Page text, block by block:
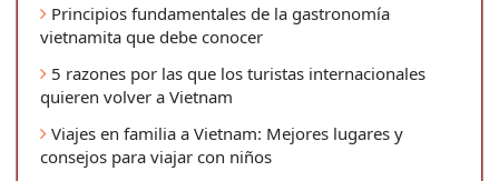
Principios fundamentales de la gastronomía
vietnamita que debe conocer
5 razones por las que los turistas internacionales
quieren volver a Vietnam
Viajes en familia a Vietnam: Mejores lugares y
consejos para viajar con niños